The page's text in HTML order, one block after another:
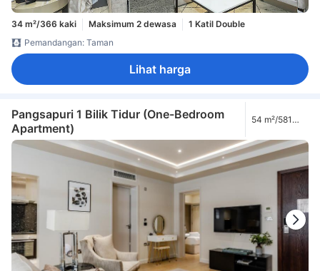
34 m²/366 kaki Maksimum 2 dewasa
1 Katil Double
Pemandangan: Taman
Lihat harga
Pangsapuri 1 Bilik Tidur (One-Bedroom
Apartment)
54 m²/581